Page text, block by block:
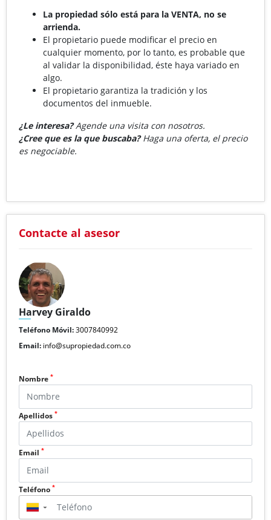
La propiedad sólo está para la VENTA, no se
arrienda.
El propietario puede modificar el precio en
cualquier momento, por lo tanto, es probable que
al validar la disponibilidad, éste haya variado en
algo.
El propietario garantiza la tradición y los
documentos del inmueble.
¿Le interesa?Agende una visita con nosotros.
¿Cree que es la que buscaba?Haga una oferta, el precio
es negociable.
Contacte al asesor
Harvey Giraldo
Teléfono Móvil:3007840992
Email: info@supropiedad.com.co
Nombre *
Apellidos *
Email *
Teléfono *
▼